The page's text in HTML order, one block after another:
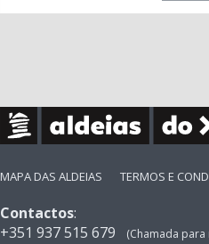
MAPA DAS ALDEIAS TERMOS E
Contactos:
+351 937 515 679
(Chamada